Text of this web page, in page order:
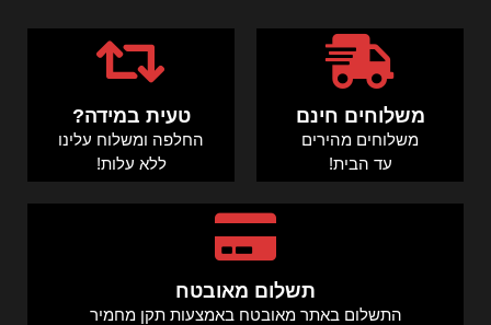
משלוחים חינם
משלוחים מהירים
עד הבית!
טעית במידה?
החלפה ומשלוח עלינו
ללא עלות!
תשלום מאובטח
התשלום באתר מאובטח באמצעות תקן מחמיר